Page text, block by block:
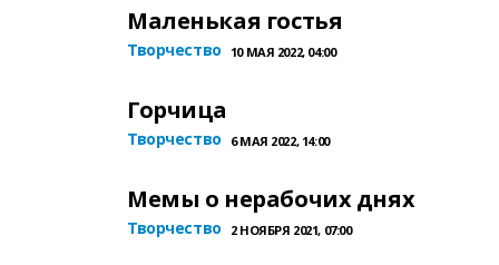
Маленькая гостья
Творчество 10 МАЯ 2022, 04:00
Горчица
Творчество 6 МАЯ 2022, 14:00
Мемы о нерабочих днях
Творчество 2 НОЯБРЯ 2021, 07:00